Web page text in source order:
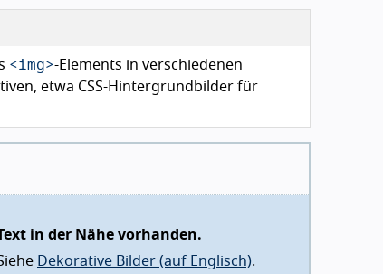
<img>-Elements in verschiedenen
etwa CSS-Hintergrundbilder für
in der Nähe vorhanden.
Dekorative Bilder (auf Englisch).